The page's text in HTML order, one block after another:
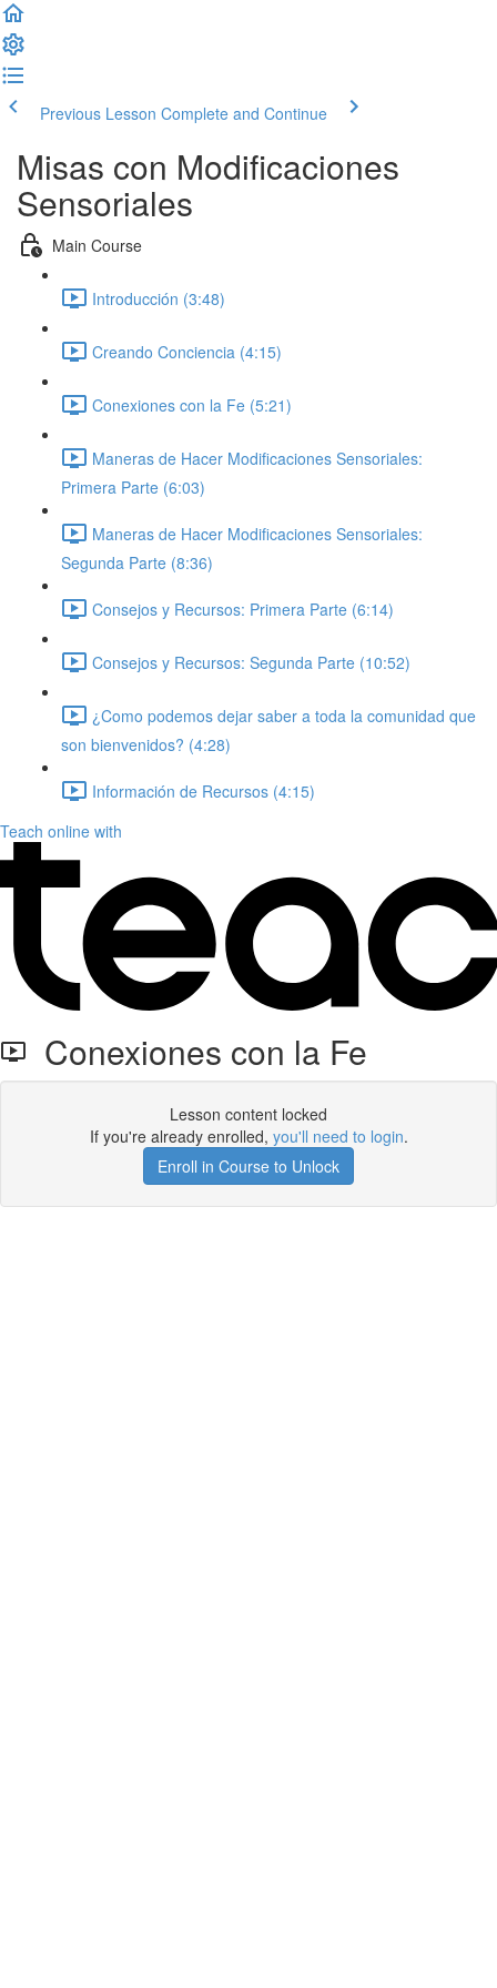
Previous Lesson Complete and Continue
Misas con Modificaciones
Sensoriales
Main Course
Introducción (3:48)
Creando Conciencia (4:15)
Conexiones con la Fe (5:21)
Maneras de Hacer Modificaciones Sensoriales:
Primera Parte (6:03)
Maneras de Hacer Modificaciones Sensoriales:
Segunda Parte (8:36)
Consejos y Recursos: Primera Parte (6:14)
Consejos y Recursos: Segunda Parte (10:52)
¿Como podemos dejar saber a toda la comunidad que
son bienvenidos? (4:28)
Información de Recursos (4:15)
Teach online with
Conexiones con la Fe
Lesson content locked
If you're already enrolled, you'll need to login.
Enroll in Course to Unlock